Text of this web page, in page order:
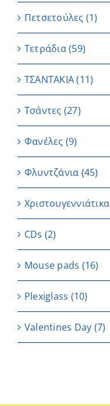
Πετσετούλες (1)
Τετράδια(59)
ΤΣΑΝΤΑΚΙΑ (11)
Τσάντες (27)
Φανέλες (9)
Φλυντζάνια (45)
Χριστουγεννιάτικα
CDs (2)
Μouse pads (16)
Plexiglass (10)
Valentines Day (7)